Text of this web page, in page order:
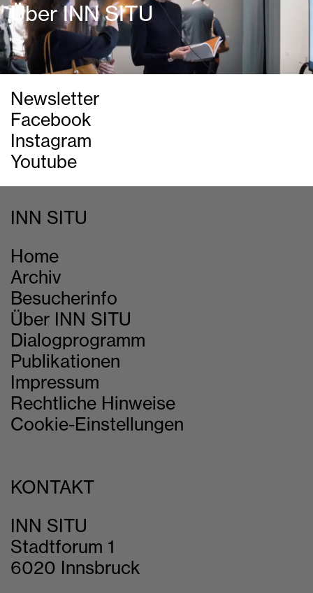
Über INN SITU
Newsletter
Facebook
Instagram
Youtube
INN SITU
Home
Archiv
Besucherinfo
Über INN SITU
Dialogprogramm
Publikationen
Impressum
Rechtliche Hinweise
Cookie-Einstellungen
KONTAKT
INN SITU
Stadtforum 1
6020 Innsbruck